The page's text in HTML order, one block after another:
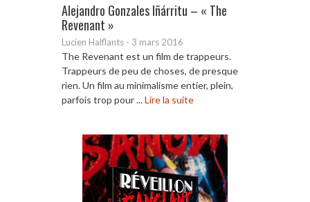
Alejandro Gonzales Iñárritu – « The
Revenant »
Lucien Halflants - 3 mars 2016
The Revenant est un film de trappeurs.
Trappeurs de peu de choses, de presque
rien. Un film au minimalisme entier, plein,
parfois trop pour ...Lire la suite